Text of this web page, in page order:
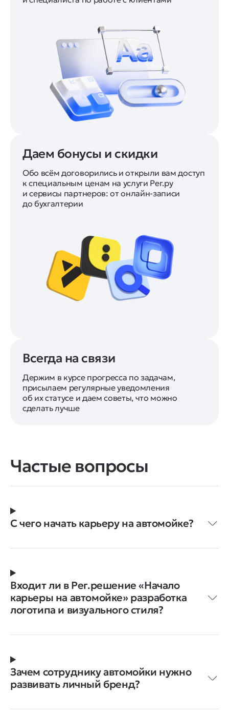
Даем бонусы и скидки
Обо всём договорились и открыли вам доступ
к специальным ценам на услуги Рег.ру
и сервисы партнеров: от онлайн-записи
до бухгалтерии
Всегда на связи
Держим в курсе прогресса по задачам,
присылаем регулярные уведомления
об их статусе и даем советы, что можно
сделать лучше
Частые вопросы
С чего начать карьеру на автомойке?
Входит ли в Рег.решение «Начало
карьеры на автомойке» разработка
логотипа и визуального стиля?
Зачем сотруднику автомойки нужно
развивать личный бренд?